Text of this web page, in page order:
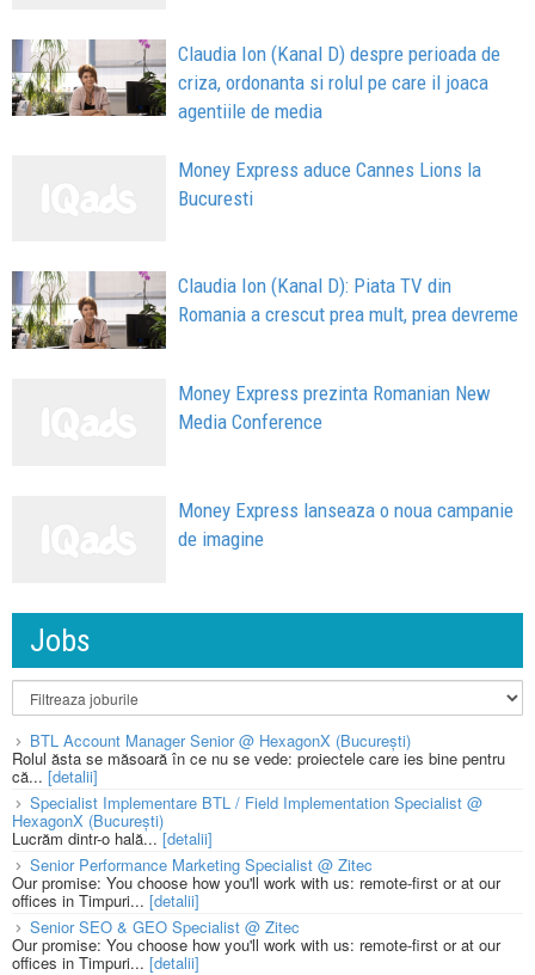
Claudia Ion (Kanal D) despre perioada de
criza, ordonanta si rolul pe care il joaca
agentiile de media
Money Express aduce Cannes Lions la
Bucuresti
Claudia Ion (Kanal D): Piata TV din
Romania a crescut prea mult, prea devreme
Money Express prezinta Romanian New
Media Conference
Money Express lanseaza o noua campanie
de imagine
Jobs
BTL Account Manager Senior @ HexagonX (București)
Rolul ăsta se măsoară în ce nu se vede: proiectele care ies bine pentru
că... [detalii]
Specialist Implementare BTL / Field Implementation Specialist @
HexagonX (București)
Lucrăm dintr-o hală...[detalii]
Senior Performance Marketing Specialist @ Zitec
Our promise: You choose how you'll work with us: remote-first or at our
offices in Timpuri... [detalii]
Senior SEO & GEO Specialist @ Zitec
Our promise: You choose how you'll work with us: remote-first or at our
offices in Timpuri... [detalii]